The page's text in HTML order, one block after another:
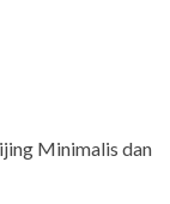
Minimalis dan